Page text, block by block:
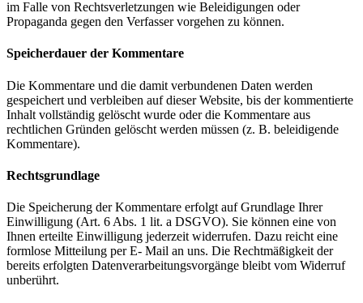
im Falle von Rechtsverletzungen wie Beleidigungen oder
Propaganda gegen den Verfasser vorgehen zu können.
Speicherdauer der Kommentare
Die Kommentare und die damit verbundenen Daten werden
gespeichert und verbleiben auf dieser Website, bis der kommentierte
Inhalt vollständig gelöscht wurde oder die Kommentare aus
rechtlichen Gründen gelöscht werden müssen (z. B. beleidigende
Kommentare).
Rechtsgrundlage
Die Speicherung der Kommentare erfolgt auf Grundlage Ihrer
Einwilligung (Art. 6 Abs. 1 lit. a DSGVO). Sie können eine von
Ihnen erteilte Einwilligung jederzeit widerrufen. Dazu reicht eine
formlose Mitteilung per E- Mail an uns. Die Rechtmäßigkeit der
bereits erfolgten Datenverarbeitungsvorgänge bleibt vom Widerruf
unberührt.